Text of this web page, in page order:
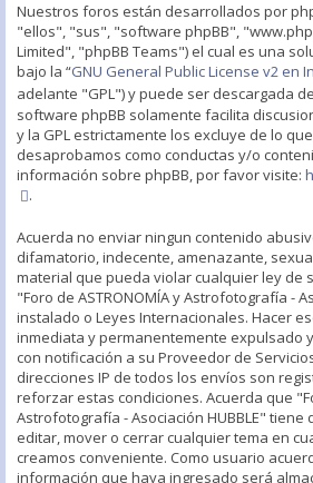
Nuestros foros están desarrollados por
"ellos", "sus", "software phpBB",
Limited", "phpBB Teams") el cual es una
bajo la “GNU General Public License v2 en
adelante "GPL") y puede ser descargada de
software phpBB solamente facilita
y la GPL estrictamente los excluye de lo
desaprobamos como conductas y/o
información sobre phpBB, por favor visite:
.
Acuerda no enviar ningun contenido
difamatorio, indecente, amenazante,
material que pueda violar cualquier ley de
"Foro de ASTRONOMÍA y Astrofotografía -
instalado o Leyes Internacionales. Hacer
inmediata y permanentemente expulsado
con notificación a su Proveedor de
direcciones IP de todos los envíos son
reforzar estas condiciones. Acuerda que
Astrofotografía - Asociación HUBBLE" tiene
editar, mover o cerrar cualquier tema en
creamos conveniente. Como usuario
información que haya ingresado será